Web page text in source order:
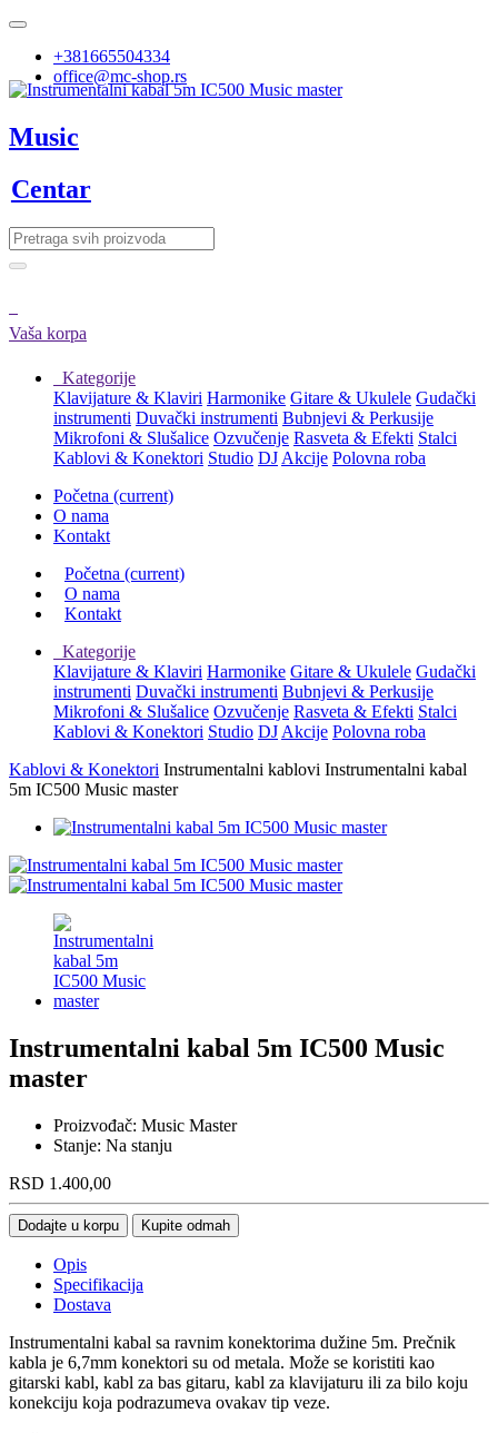
+381665504334
office@mc-shop.rs
Music
Centar
Vaša korpa
Kategorije
Klavijature & Klaviri Harmonike Gitare & Ukulele Gudački
instrumenti Duvački instrumenti Bubnjevi & Perkusije
Mikrofoni & Slušalice Ozvučenje Rasveta & Efekti Stalci
Kablovi & Konektori Studio DJ Akcije Polovna roba
Početna (current)
O nama
Kontakt
Početna (current)
O nama
Kontakt
Kategorije
Klavijature & Klaviri Harmonike Gitare & Ukulele Gudački
instrumenti Duvački instrumenti Bubnjevi & Perkusije
Mikrofoni & Slušalice Ozvučenje Rasveta & Efekti Stalci
Kablovi & Konektori Studio DJ Akcije Polovna roba
Kablovi & Konektori Instrumentalni kablovi Instrumentalni kabal
5m IC500 Music master
Instrumentalni kabal 5m IC500 Music
master
Proizvođač: Music Master
Stanje: Na stanju
RSD 1.400,00
Dodajte u korpu Kupite odmah
Opis
Specifikacija
Dostava
Instrumentalni kabal sa ravnim konektorima dužine 5m. Prečnik
kabla je 6,7mm konektori su od metala. Može se koristiti kao
gitarski kabl, kabl za bas gitaru, kabl za klavijaturu ili za bilo koju
konekciju koja podrazumeva ovakav tip veze.